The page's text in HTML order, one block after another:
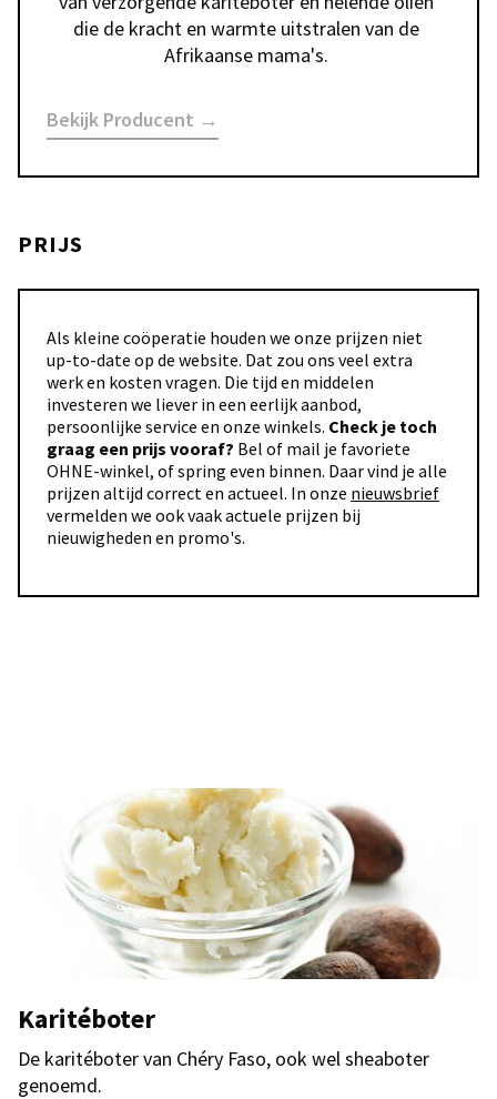
die de kracht en warmte uitstralen van de
Afrikaanse mama's.
Bekijk Producent →
PRIJS
Als kleine coöperatie houden we onze prijzen niet
up-to-date op de website. Dat zou ons veel extra
werk en kosten vragen. Die tijd en middelen
investeren we liever in een eerlijk aanbod,
persoonlijke service en onze winkels. Check je toch
graag een prijs vooraf? Bel of mail je favoriete
OHNE-winkel, of spring even binnen. Daar vind je alle
prijzen altijd correct en actueel. In onze nieuwsbrief
vermelden we ook vaak actuele prijzen bij
nieuwigheden en promo's.
Karitéboter
De karitéboter van Chéry Faso, ook wel sheaboter
genoemd.